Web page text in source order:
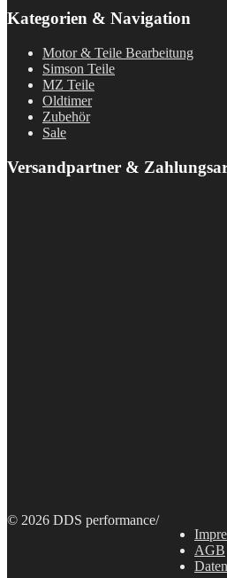
Kategorien & Navigation
Motor & Teile Bearbeitung
Simson Teile
MZ Teile
Oldtimer
Zubehör
Sale
Versandpartner &
© 2026 DDS performance/
AGB